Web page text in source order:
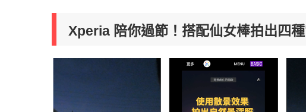
Xperia 陪你過節！搭配仙女棒拍出四